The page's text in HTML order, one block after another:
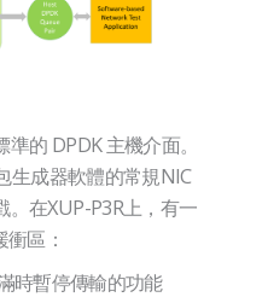
的 DPDK 主機介面。
生成器軟體的常規NIC
在XUP-P3R上，有一
區：
時暫停傳輸的功能